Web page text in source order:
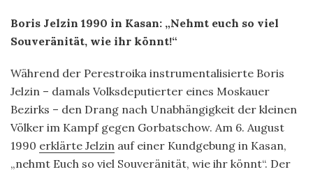
Boris Jelzin 1990 in Kasan: „Nehmt euch so viel
Souveränität, wie ihr könnt!“
Während der Perestroika instrumentalisierte Boris
Jelzin – damals Volksdeputierter eines Moskauer
Bezirks – den Drang nach Unabhängigkeit der kleinen
Völker im Kampf gegen Gorbatschow. Am 6. August
1990 erklärte Jelzin auf einer Kundgebung in Kasan,
„nehmt Euch so viel Souveränität, wie ihr könnt“. Der